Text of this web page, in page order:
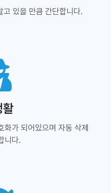
고 있을 만큼 간단합니다.
활
화가 되어있으며 자동 삭제
니다.